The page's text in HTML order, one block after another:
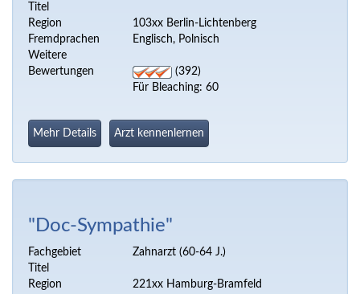
Titel
Region
103xx Berlin-Lichtenberg
Fremdprachen
Englisch, Polnisch
Weitere
Bewertungen
(392)
Für Bleaching: 60
Mehr Details Arzt kennenlernen
"Doc-Sympathie"
Fachgebiet
Zahnarzt (60-64 J.)
Titel
Region
221xx Hamburg-Bramfeld